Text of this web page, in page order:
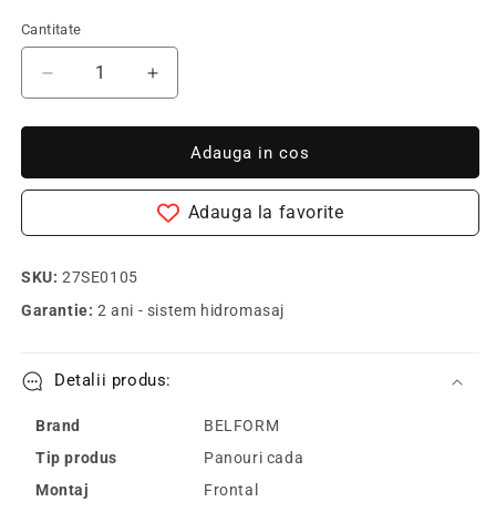
Cantitate
Cantitate
cantitatea
pentru
Panou
de
cm
Creste
cantitatea
pentru
Belform
Panou
cada
in
cm
Adauga in cos
Adauga la favorite
SKU:
27SE0105
Garantie: 2 ani - sistem hidromasaj
Detalii produs:
Brand
BELFORM
Tip produs
Panouri cada
Montaj
Frontal